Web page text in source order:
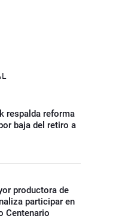
respalda reforma
baja del retiro a
productora de
participar en
Centenario